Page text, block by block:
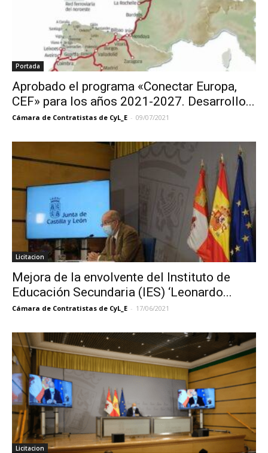
Portada
Aprobado el programa «Conectar Europa,
CEF» para los años 2021-2027. Desarrollo...
Cámara de Contratistas de CyL_E - 09/07/2021
Licitacion
Mejora de la envolvente del Instituto de
Educación Secundaria (IES) ‘Leonardo...
Cámara de Contratistas de CyL_E - 17/06/2021
Licitacion